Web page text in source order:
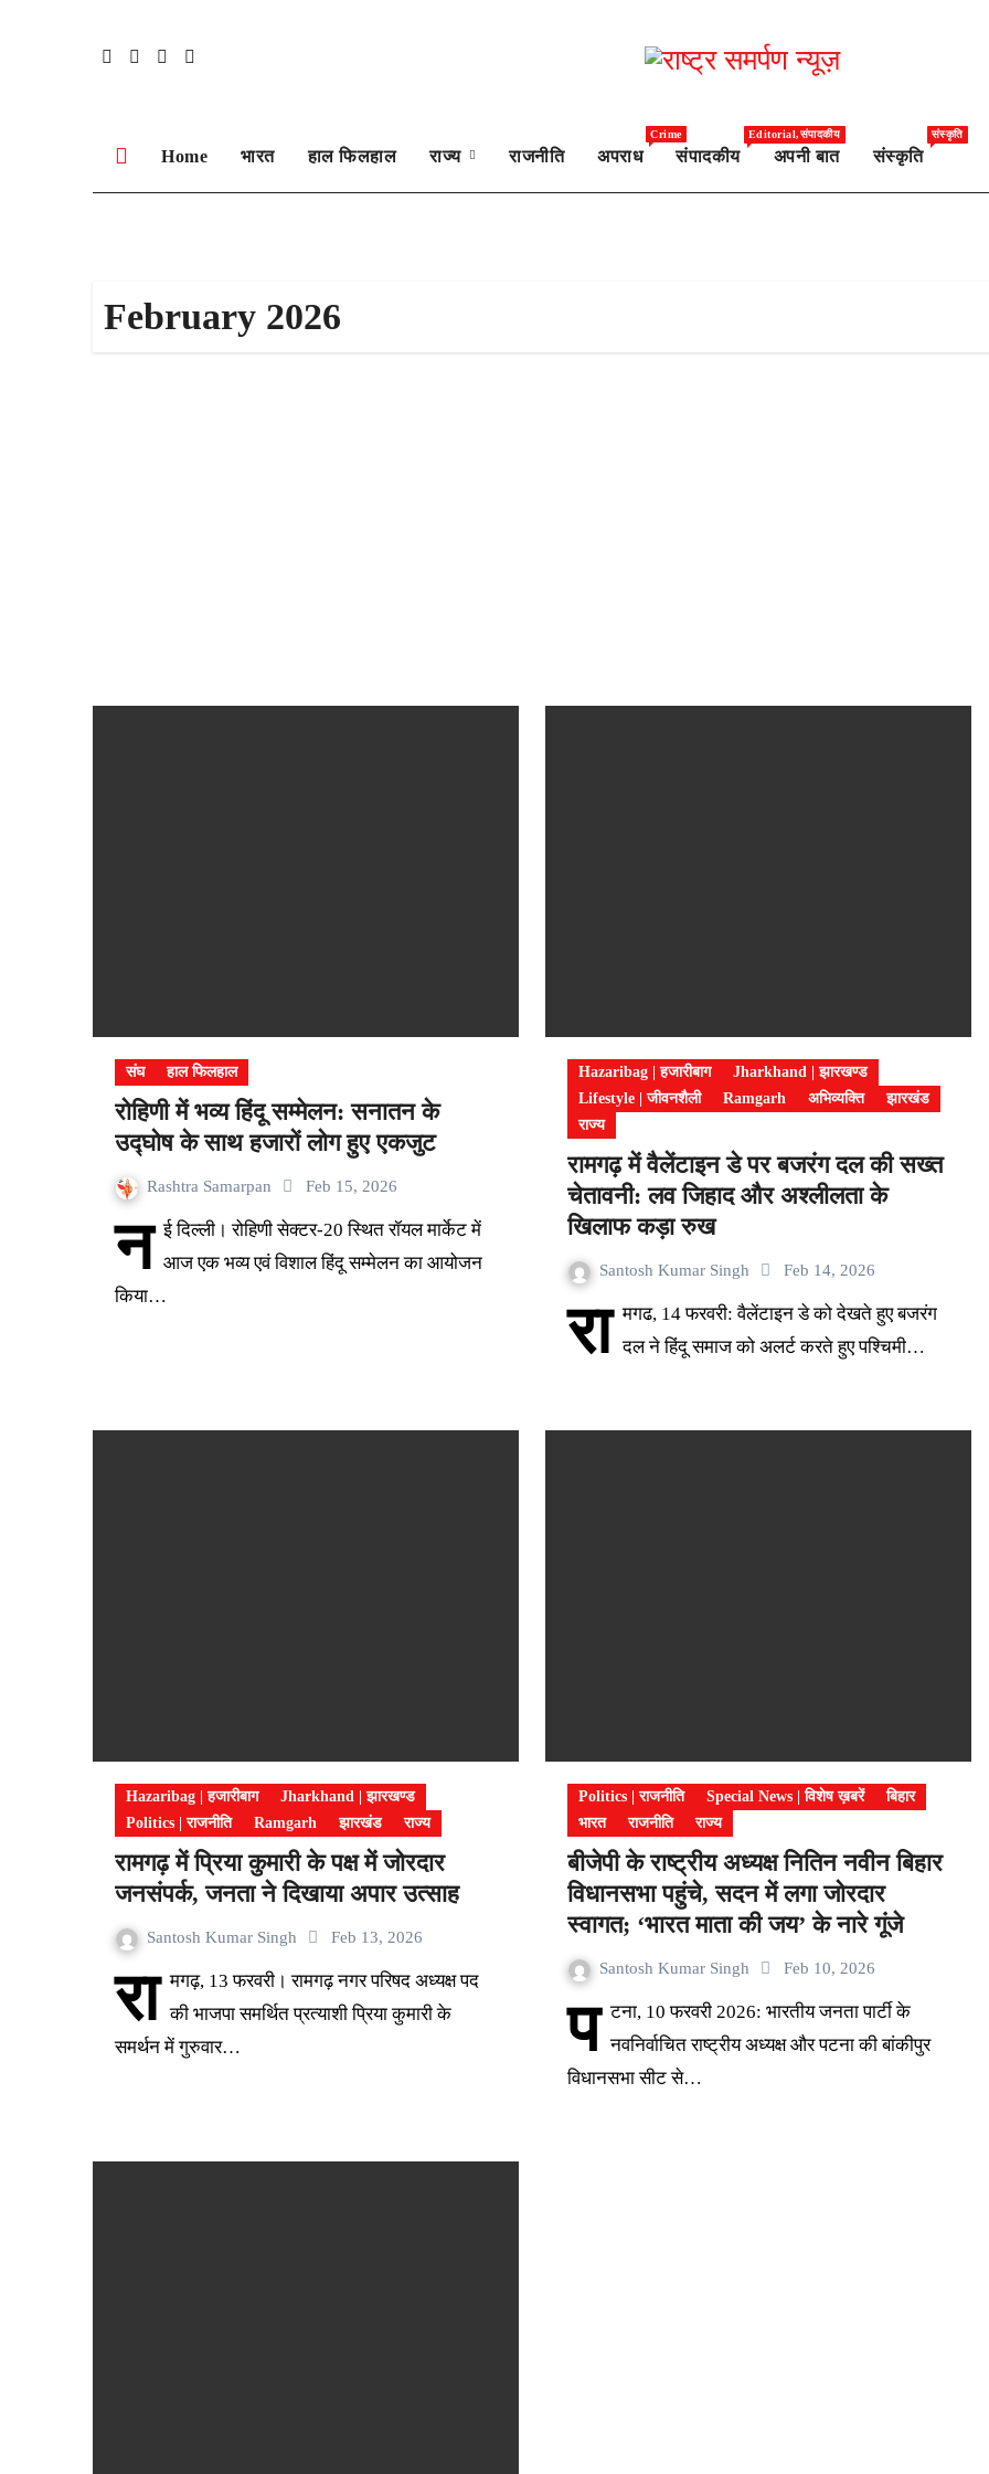
Home भारत हाल फिलहाल राज्य राजनीति अपराध
Crime
संपादकीय
Editorial,संपादकीय
अपनी बात संस्कृति
संस्कृति
February 2026
संघ हाल फिलहाल
रोहिणी में भव्य हिंदू सम्मेलन: सनातन के
उद्घोष के साथ हजारों लोग हुए एकजुट
Rashtra Samarpan Feb 15, 2026
न ई दिल्ली। रोहिणी सेक्टर-20 स्थित रॉयल मार्केट में
आज एक भव्य एवं विशाल हिंदू सम्मेलन का आयोजन
किया…
Hazaribag | हजारीबाग
Jharkhand | झारखण्ड
Lifestyle | जीवनशैली
Ramgarh अभिव्यक्ति
झारखंड
राज्य
रामगढ़ में वैलेंटाइन डे पर बजरंग दल की सख्त
चेतावनी: लव जिहाद और अश्लीलता के
खिलाफ कड़ा रुख
Santosh Kumar Singh Feb 14, 2026
रा मगढ, 14 फरवरी: वैलेंटाइन डे को देखते हुए बजरंग
दल ने हिंदू समाज को अलर्ट करते हुए पश्चिमी…
Hazaribag | हजारीबाग
Jharkhand | झारखण्ड
Politics | राजनीति
Ramgarh झारखंड राज्य
रामगढ़ में प्रिया कुमारी के पक्ष में जोरदार
जनसंपर्क, जनता ने दिखाया अपार उत्साह
Santosh Kumar Singh Feb 13, 2026
रा मगढ़, 13 फरवरी। रामगढ़ नगर परिषद अध्यक्ष पद
की भाजपा समर्थित प्रत्याशी प्रिया कुमारी के
समर्थन में गुरुवार…
Politics | राजनीति Special News | विशेष ख़बरें
बिहार
भारत
राजनीति राज्य
बीजेपी के राष्ट्रीय अध्यक्ष नितिन नवीन बिहार
विधानसभा पहुंचे, सदन में लगा जोरदार
स्वागत; ‘भारत माता की जय’ के नारे गूंजे
Santosh Kumar Singh Feb 10, 2026
प टना, 10 फरवरी 2026: भारतीय जनता पार्टी के
नवनिर्वाचित राष्ट्रीय अध्यक्ष और पटना की बांकीपुर
विधानसभा सीट से…